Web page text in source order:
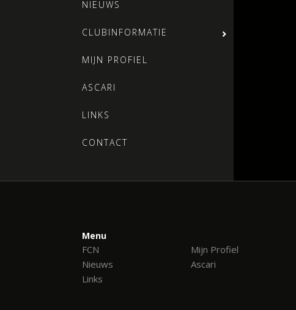
NIEUWS
CLUBINFORMATIE
MIJN PROFIEL
ASCARI
LINKS
CONTACT
Menu
FCN Mijn Profiel
Nieuws
Ascari
Links